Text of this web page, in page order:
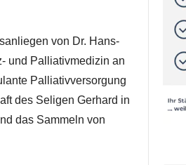
von Dr. Hans-
und Palliativmedizin an
Palliativversorgung
des Seligen Gerhard in
das Sammeln von